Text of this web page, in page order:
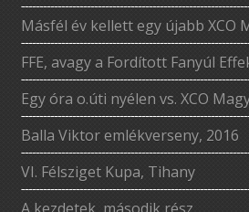
Másfél év kellett egy újabb XCO
FFE, avagy a Fordított Fanyúl
Egy óra o.úti nyélen vs. XCO
Balla Viktor emlékverseny, 2016
VI. Félsziget Kupa, Tihany